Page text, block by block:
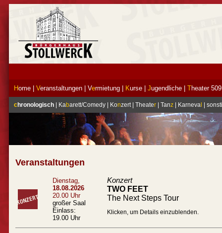
Home Veranstaltungen Vermietung Kurse Jugendliche Theater 509
chronologisch Kabarett/Comedy Konzert Theater Tanz Karneva sonsti
Veranstaltungen
Dienstag,
18.08.2026
20.00 Uhr
großer Saal
Einlass:
19.00 Uhr
Konzert
TWO FEET
The Next Steps Tour
Klicken, um Details einzublenden.